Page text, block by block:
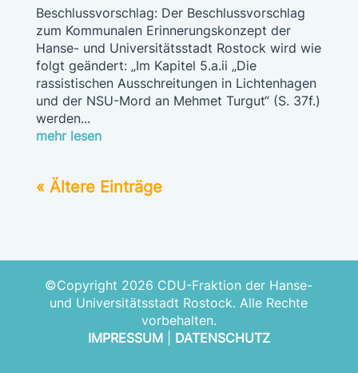
Beschlussvorschlag: Der Beschlussvorschlag
zum Kommunalen Erinnerungskonzept der
Hanse- und Universitätsstadt Rostock wird wie
folgt geändert: „Im Kapitel 5.a.ii „Die
rassistischen Ausschreitungen in Lichtenhagen
und der NSU-Mord an Mehmet Turgut“ (S. 37f.)
werden...
mehr lesen
« Ältere Einträge
©Copyright 2026 CDU-Fraktion der Hanse-
und Universitätsstadt Rostock. Alle Rechte
vorbehalten.
IMPRESSUM| DATENSCHUTZ